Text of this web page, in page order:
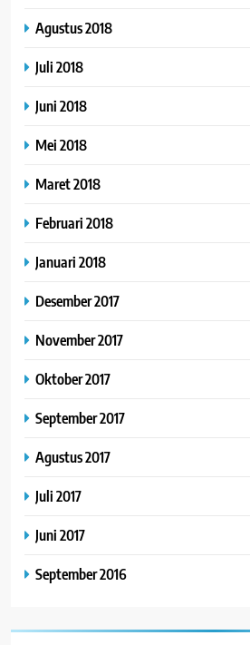
Agustus 2018
Juli 2018
Juni 2018
Mei 2018
Maret 2018
Februari 2018
Januari 2018
Desember 2017
November 2017
Oktober 2017
September 2017
Agustus 2017
Juli 2017
Juni 2017
September 2016